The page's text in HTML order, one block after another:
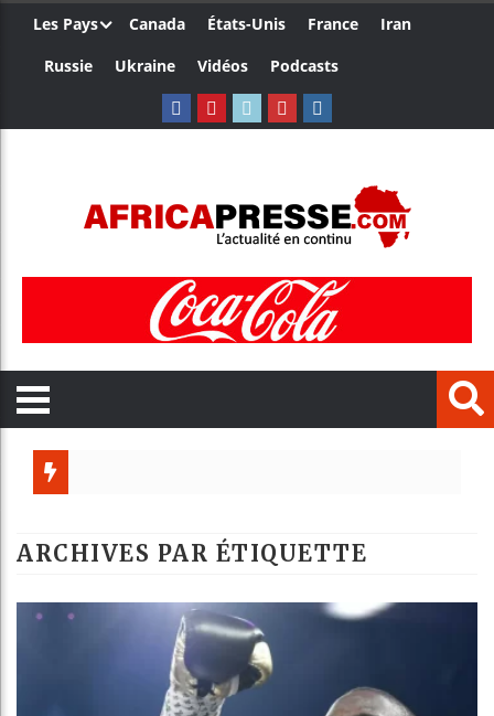
Les Pays Canada États-Unis France
Iran
Russie
Ukraine Vidéos Podcasts
ARCHIVES PAR ÉTIQUETTE